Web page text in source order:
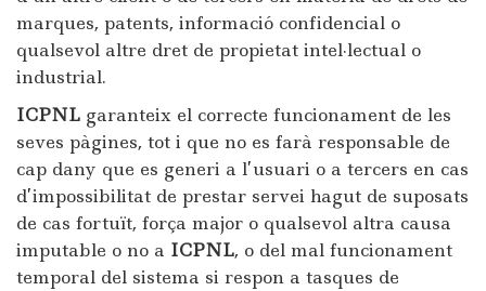
marques, patents, informació confidencial o
qualsevol altre dret de propietat intel·lectual o
industrial.
ICPNL garanteix el correcte funcionament de les
seves pàgines, tot i que no es farà responsable de
cap dany que es generi a l’usuari o a tercers en cas
d’impossibilitat de prestar servei hagut de suposats
de cas fortuït, força major o qualsevol altra causa
imputable o no a ICPNL, o del mal funcionament
temporal del sistema si respon a tasques de